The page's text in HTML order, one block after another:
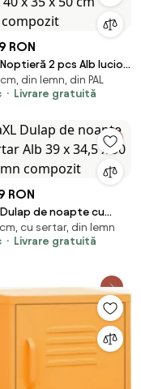
RON
Noptieră 2 pcs Alb lucios
x 50 cm Lemn compozit
din lemn, din PAL
Livrare gratuită
RON
Dulap de noapte cu
39 x 34,5 x 50 cm
cu sertar, din lemn
Livrare gratuită